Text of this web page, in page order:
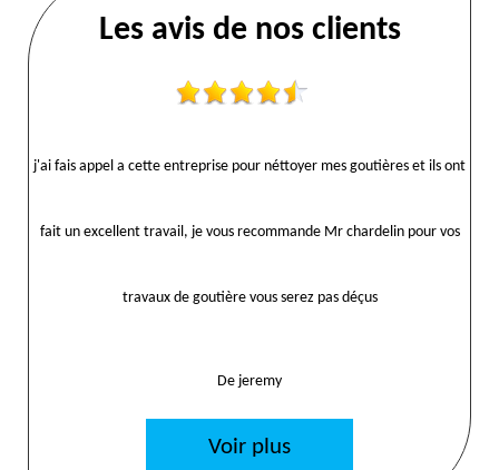
Les avis de nos clients
j'ai fais appel a cette entreprise pour néttoyer mes goutières et ils ont
fait un excellent travail, je vous recommande Mr chardelin pour vos
travaux de goutière vous serez pas déçus
De jeremy
Voir plus